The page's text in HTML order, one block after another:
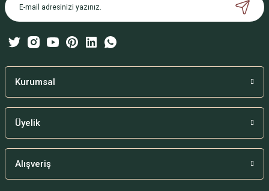
Ürün bilgilerinde hatalar bulunuyor.
Bu ürüne benzer farklı alternatifler olmalı.
Kurumsal
Üyelik
Alışveriş